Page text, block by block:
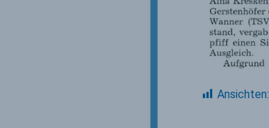
Ansichten: